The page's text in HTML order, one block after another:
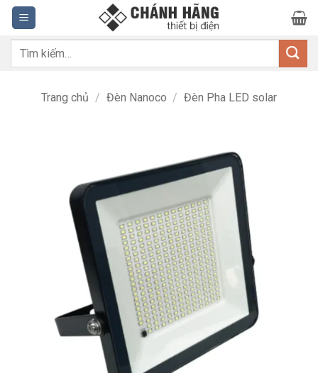
Bỏ
qua
nội
dung
Tìm
Trang chủ / Đèn Nanoco / Đèn Pha LED solar